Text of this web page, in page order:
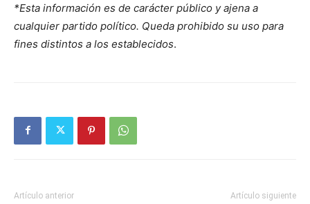
*Esta información es de carácter público y ajena a
cualquier partido político. Queda prohibido su uso para
fines distintos a los establecidos.
Artículo anterior Artículo siguiente